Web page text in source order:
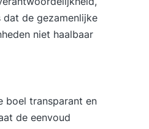
dat de gezamenlijke
niet haalbaar
boel transparant en
de eenvoud